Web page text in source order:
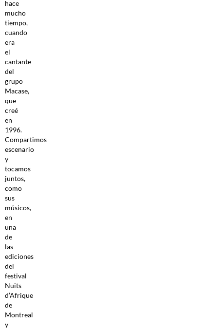
hace
mucho
tiempo,
cuando
era
el
cantante
del
grupo
Macase,
que
creé
en
1996.
Compartimos
escenario
y
tocamos
juntos,
como
sus
músicos,
en
una
de
las
ediciones
del
festival
Nuits
d’Afrique
de
Montreal
y